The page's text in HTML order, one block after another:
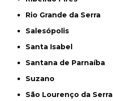
Rio Grande da Serra
Salesópolis
Santa Isabel
Santana de Parnaíba
Suzano
São Lourenço da Serra